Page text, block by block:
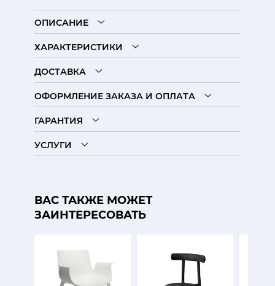
ОПИСАНИЕ
ХАРАКТЕРИСТИКИ
ДОСТАВКА
ОФОРМЛЕНИЕ ЗАКАЗА И ОПЛАТА
ГАРАНТИЯ
УСЛУГИ
ВАС ТАКЖЕ МОЖЕТ
ЗАИНТЕРЕСОВАТЬ